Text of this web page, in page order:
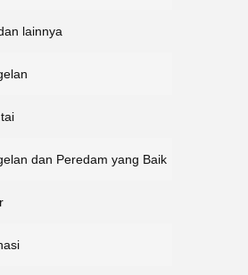
lainnya
dan Peredam yang Baik